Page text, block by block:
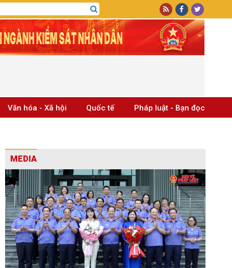
Văn hóa - Xã hội Quốc tế Pháp luật - Bạn đọc
MEDIA